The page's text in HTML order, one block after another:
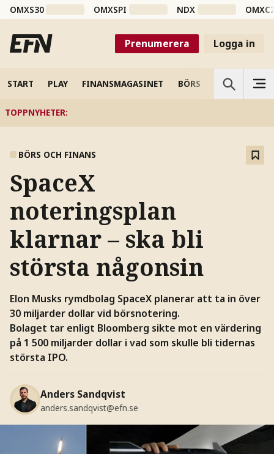
OMXS30 OMXSPI NDX
Prenumerera Logga in
START PLAY FINANSMAGASINET BÖRS VETENSKAP
TOPPNYHETER:
BÖRS OCH FINANS
SpaceX
noteringsplan
klarnar – ska bli
största någonsin
Elon Musks rymdbolag SpaceX planerar att ta in över
30 miljarder dollar vid börsnotering.
Bolaget tar enligt Bloomberg sikte mot en värdering
på 1 500 miljarder dollar i vad som skulle bli tidernas
största IPO.
Anders Sandqvist
anders.sandqvist@efn.se